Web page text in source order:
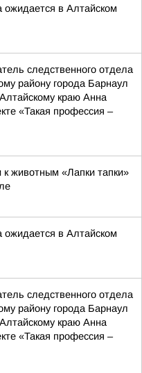
в Алтайском
следственного отдела
району города Барнаул
краю Анна
«Такая профессия –
животным «Лапки тапки»
в Алтайском
следственного отдела
району города Барнаул
краю Анна
«Такая профессия –